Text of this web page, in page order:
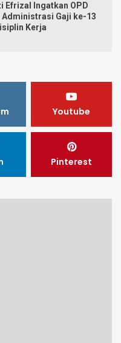
Efrizal Ingatkan OPD
Administrasi Gaji ke-13
Kerja
Youtube
Pinterest